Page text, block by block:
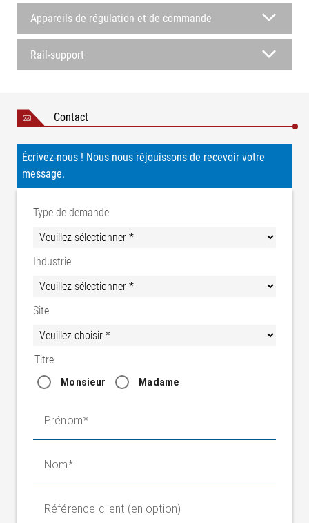
Appareils de régulation et de commande
Rail-support
Contact
Écrivez-nous ! Nous nous réjouissons de recevoir votre
message.
Type de demande
Industrie
Site
Titre
Monsieur Madame
Prénom
Nom
Référence client (en option)